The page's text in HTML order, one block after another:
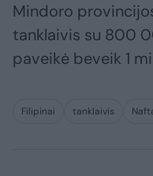
Mindoro
tanklaivis su 800
paveikė beveik 1
Filipinai tanklaivis